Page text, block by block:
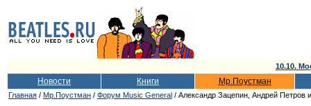
10.10.
Новости Книги Мр.Поустман
Главная / Мр.Поустман / Форум Music General / Александр Зацепин, Андрей Петров